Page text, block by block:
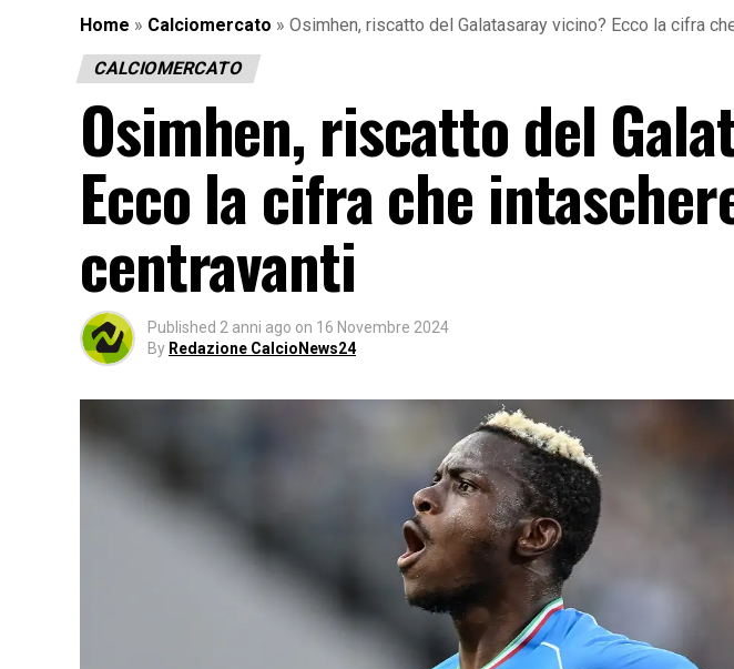
Home » Calciomercato » Osimhen, riscatto del Galatasaray vicino? Ecco la cifra
CALCIOMERCATO
Osimhen, riscatto del
Ecco la cifra che
centravanti
Published 2 anni ago on 16 Novembre 2024
By Redazione CalcioNews24